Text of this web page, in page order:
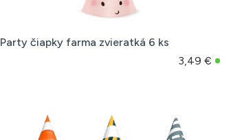
Party čiapky farma zvieratká 6 ks
3,49 €